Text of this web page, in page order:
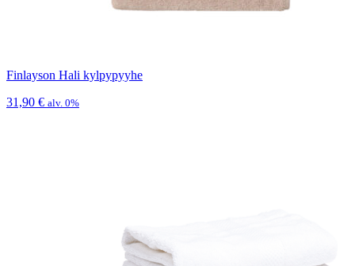
Finlayson Hali kylpypyyhe
31,90 € alv. 0%